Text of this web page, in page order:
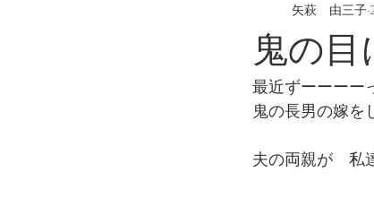
疲れづらい身体を育てる養生法
鬼の目
矢萩 由三子
最近ずーーーー
鬼の長男の嫁を
夫の両親が　私